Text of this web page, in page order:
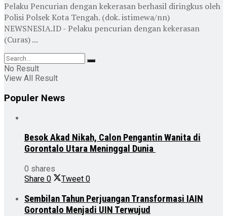
Pelaku Pencurian dengan kekerasan berhasil diringkus oleh
Polisi Polsek Kota Tengah. (dok. istimewa/nn)
NEWSNESIA.ID - Pelaku pencurian dengan kekerasan
(Curas) ...
No Result
View All Result
Populer News
Besok Akad Nikah, Calon Pengantin Wanita di
Gorontalo Utara Meninggal Dunia
0 shares
Share 0 Tweet 0
Sembilan Tahun Perjuangan Transformasi IAIN
Gorontalo Menjadi UIN Terwujud